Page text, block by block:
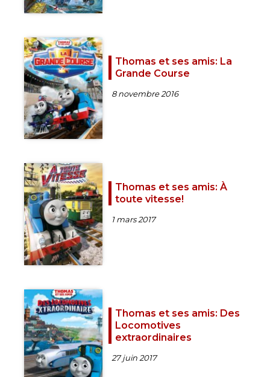
Thomas et ses amis: La
Grande Course
8 novembre 2016
Thomas et ses amis: À
toute vitesse!
1 mars 2017
Thomas et ses amis: Des
Locomotives
extraordinaires
27 juin 2017